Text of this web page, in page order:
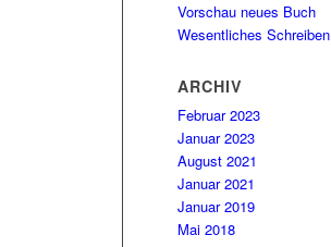
Vorschau neues Buch
Wesentliches Schreiben
ARCHIV
Februar 2023
Januar 2023
August 2021
Januar 2021
Januar 2019
Mai 2018